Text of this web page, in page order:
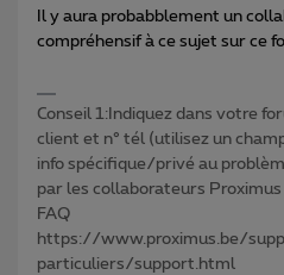
Il y aura probabblement un
compréhensif à ce sujet sur ce
Conseil 1:Indiquez dans votre
client et n° tél (utilisez un
info spécifique/privé au
par les collaborateurs
FAQ
https://www.proximus.be/
particuliers/support.html